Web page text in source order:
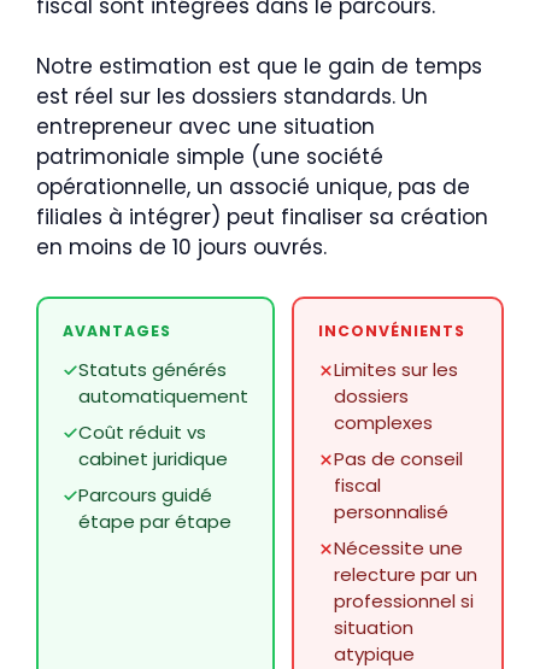
fiscal sont intégrées dans le parcours.
Notre estimation est que le gain de temps
est réel sur les dossiers standards. Un
entrepreneur avec une situation
patrimoniale simple (une société
opérationnelle, un associé unique, pas de
filiales à intégrer) peut finaliser sa création
en moins de 10 jours ouvrés.
AVANTAGES
Statuts générés
automatiquement
Coût réduit vs
cabinet juridique
Parcours guidé
étape par étape
INCONVÉNIENTS
Limites sur les
dossiers
complexes
Pas de conseil
fiscal
personnalisé
Nécessite une
relecture par un
professionnel si
situation
atypique